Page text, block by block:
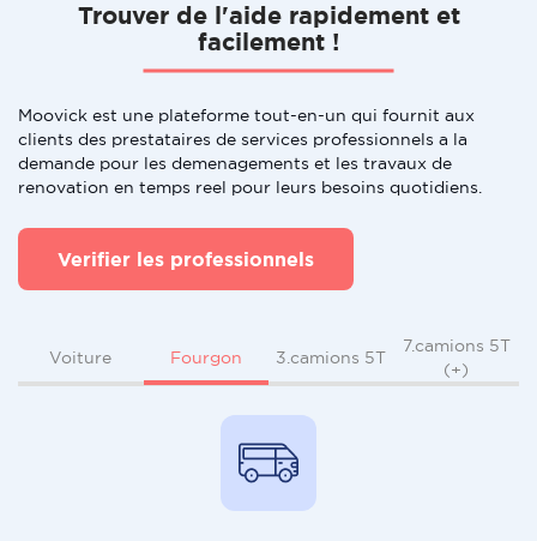
Trouver de l'aide rapidement et
facilement !
Moovick est une plateforme tout-en-un qui fournit aux
clients des prestataires de services professionnels a la
demande pour les demenagements et les travaux de
renovation en temps reel pour leurs besoins quotidiens.
Verifier les professionnels
Voiture Fourgon 3.camions 5T
7.camions 5T
(+)